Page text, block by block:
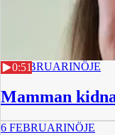
0:51
10 FEBRUARINÖJE
Mamman
6 FEBRUARINÖJE